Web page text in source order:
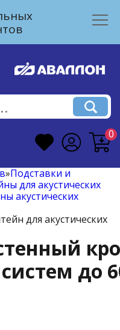
0
»Подставки и
для акустических
акустических
для акустических
до